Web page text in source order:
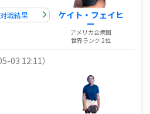
対戦結果 ケイト・フェイヒ
ー
アメリカ合衆国
世界ランク 2位
03 12:11）